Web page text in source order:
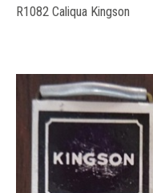
R1082 Caliqua Kingson